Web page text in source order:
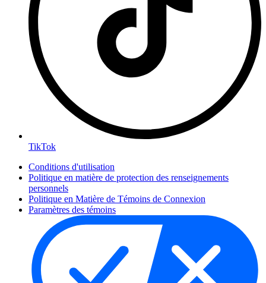
TikTok
Conditions d'utilisation
Politique en matière de protection des renseignements
personnels
Politique en Matière de Témoins de Connexion
Paramètres des témoins